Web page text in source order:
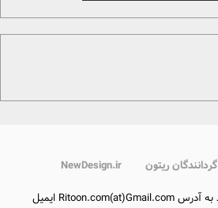
گردانندگان ریتون NewDesign.ir
برای تماس با ما می توانید به آدرس Ritoon.com(at)Gmail.com ایمیل